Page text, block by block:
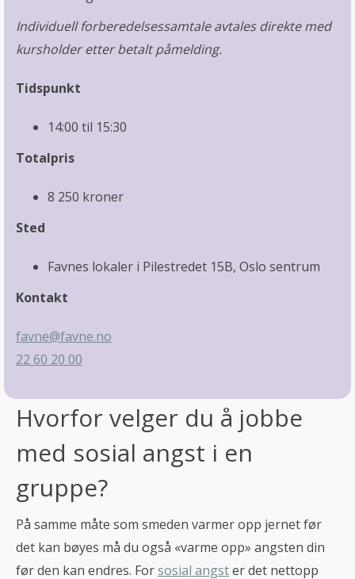
Individuell forberedelsessamtale avtales direkte med
kursholder etter betalt påmelding.
Tidspunkt
14:00 til 15:30
Totalpris
8 250 kroner
Sted
Favnes lokaler i Pilestredet 15B, Oslo sentrum
Kontakt
favne@favne.no
22 60 20 00
Hvorfor velger du å jobbe
med sosial angst i en
gruppe?
På samme måte som smeden varmer opp jernet før
det kan bøyes må du også «varme opp» angsten din
før den kan endres. Forsosial angster det nettopp